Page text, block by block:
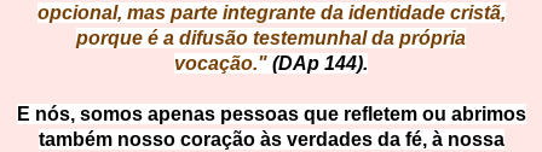
opcional, mas parte integrante da identidade cristã,
porque é a difusão testemunhal da própria
vocação." (DAp 144).
E nós, somos apenas pessoas que refletem ou abrimos
também nosso coração às verdades da fé, à nossa